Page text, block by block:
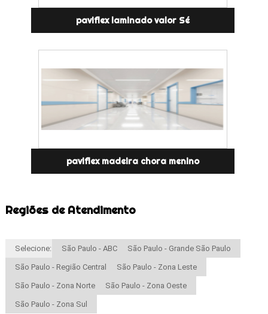
paviflex laminado valor Sé
paviflex madeira chora menino
Regiões de Atendimento
Selecione: São Paulo - ABC São Paulo - Grande São Paulo
São Paulo - Região Central São Paulo - Zona Leste
São Paulo - Zona Norte São Paulo - Zona Oeste
São Paulo - Zona Sul